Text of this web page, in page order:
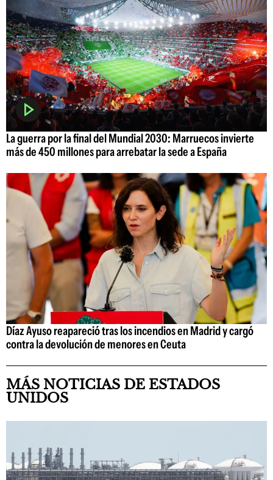
La guerra por la final del Mundial 2030: Marruecos invierte
más de 450 millones para arrebatar la sede a España
Díaz Ayuso reapareció tras los incendios en Madrid y cargó
contra la devolución de menores en Ceuta
MÁS NOTICIAS DE ESTADOS
UNIDOS